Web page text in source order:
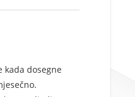
dosegne